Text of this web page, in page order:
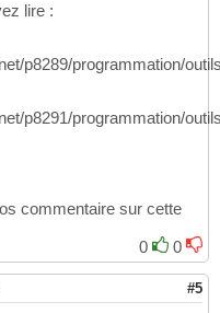
lire :
p8289/programmation/
p8291/programmation/
commentaire sur cette
0
0
#5